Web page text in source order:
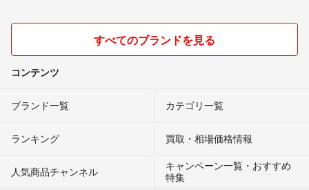
すべてのブランドを見る
コンテンツ
ブランド一覧 カテゴリ一覧
ランキング 買取・相場価格情報
人気商品チャンネル
キャンペーン一覧・おすすめ
特集